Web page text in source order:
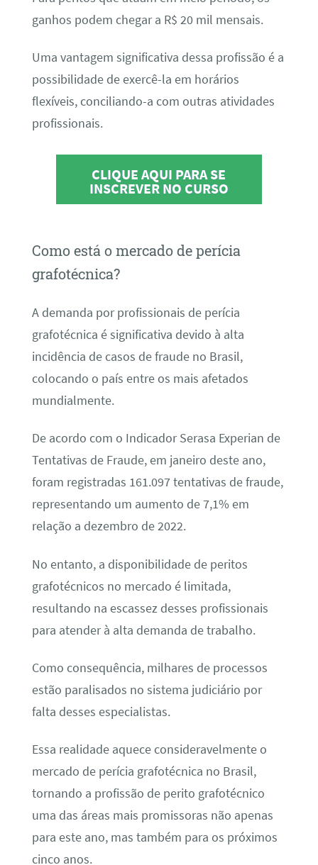
ganhos podem chegar a R$ 20 mil mensais.
Uma vantagem significativa dessa profissão é a
possibilidade de exercê-la em horários
flexíveis, conciliando-a com outras atividades
profissionais.
CLIQUE AQUI PARA SE
INSCREVER NO CURSO
Como está o mercado de perícia
grafotécnica?
A demanda por profissionais de perícia
grafotécnica é significativa devido à alta
incidência de casos de fraude no Brasil,
colocando o país entre os mais afetados
mundialmente.
De acordo com o Indicador Serasa Experian de
Tentativas de Fraude, em janeiro deste ano,
foram registradas 161.097 tentativas de fraude,
representando um aumento de 7,1% em
relação a dezembro de 2022.
No entanto, a disponibilidade de peritos
grafotécnicos no mercado é limitada,
resultando na escassez desses profissionais
para atender à alta demanda de trabalho.
Como consequência, milhares de processos
estão paralisados no sistema judiciário por
falta desses especialistas.
Essa realidade aquece consideravelmente o
mercado de perícia grafotécnica no Brasil,
tornando a profissão de perito grafotécnico
uma das áreas mais promissoras não apenas
para este ano, mas também para os próximos
cinco anos.